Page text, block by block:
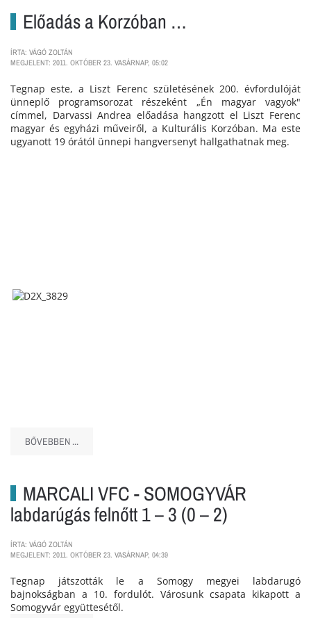
Előadás a Korzóban …
ÍRTA: VÁGÓ ZOLTÁN
MEGJELENT: 2011. OKTÓBER 23. VASÁRNAP, 05:02
Tegnap este, a Liszt Ferenc születésének 200. évfordulóját
ünneplő programsorozat részeként „Én magyar vagyok"
címmel, Darvassi Andrea előadása hangzott el Liszt Ferenc
magyar és egyházi műveiről, a Kulturális Korzóban. Ma este
ugyanott 19 órától ünnepi hangversenyt hallgathatnak meg.
BŐVEBBEN ...
MARCALI VFC - SOMOGYVÁR
labdarúgás felnőtt 1 – 3 (0 – 2)
ÍRTA: VÁGÓ ZOLTÁN
MEGJELENT: 2011. OKTÓBER 23. VASÁRNAP, 04:39
Tegnap játszották le a Somogy megyei labdarugó
bajnokságban a 10. fordulót. Városunk csapata kikapott a
Somogyvár együttesétől.